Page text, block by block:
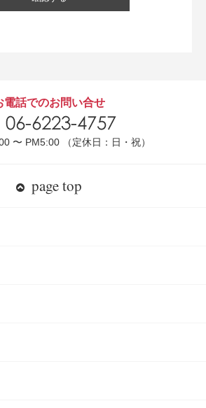
電話でのお問い合せ
〜 PM5:00 （定休日：日・祝）
page top